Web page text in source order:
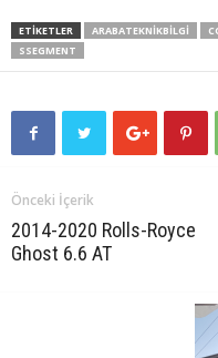
ETIKETLER ARABATEKNIKBILGI
SSEGMENT
Önceki İçerik
2014-2020 Rolls-Royce
Ghost 6.6 AT